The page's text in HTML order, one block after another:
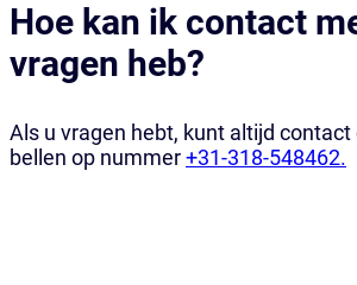
Hoe kan ik contact
vragen heb?
Als u vragen hebt, kunt altijd
bellen op nummer+31-318-548462.